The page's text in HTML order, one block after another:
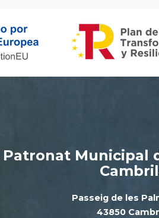
Patronat Municipal
Passeig de les
43850